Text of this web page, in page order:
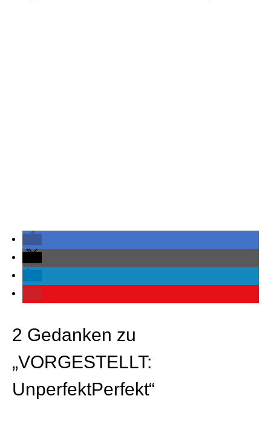
2 Gedanken zu
„VORGESTELLT:
UnperfektPerfekt“